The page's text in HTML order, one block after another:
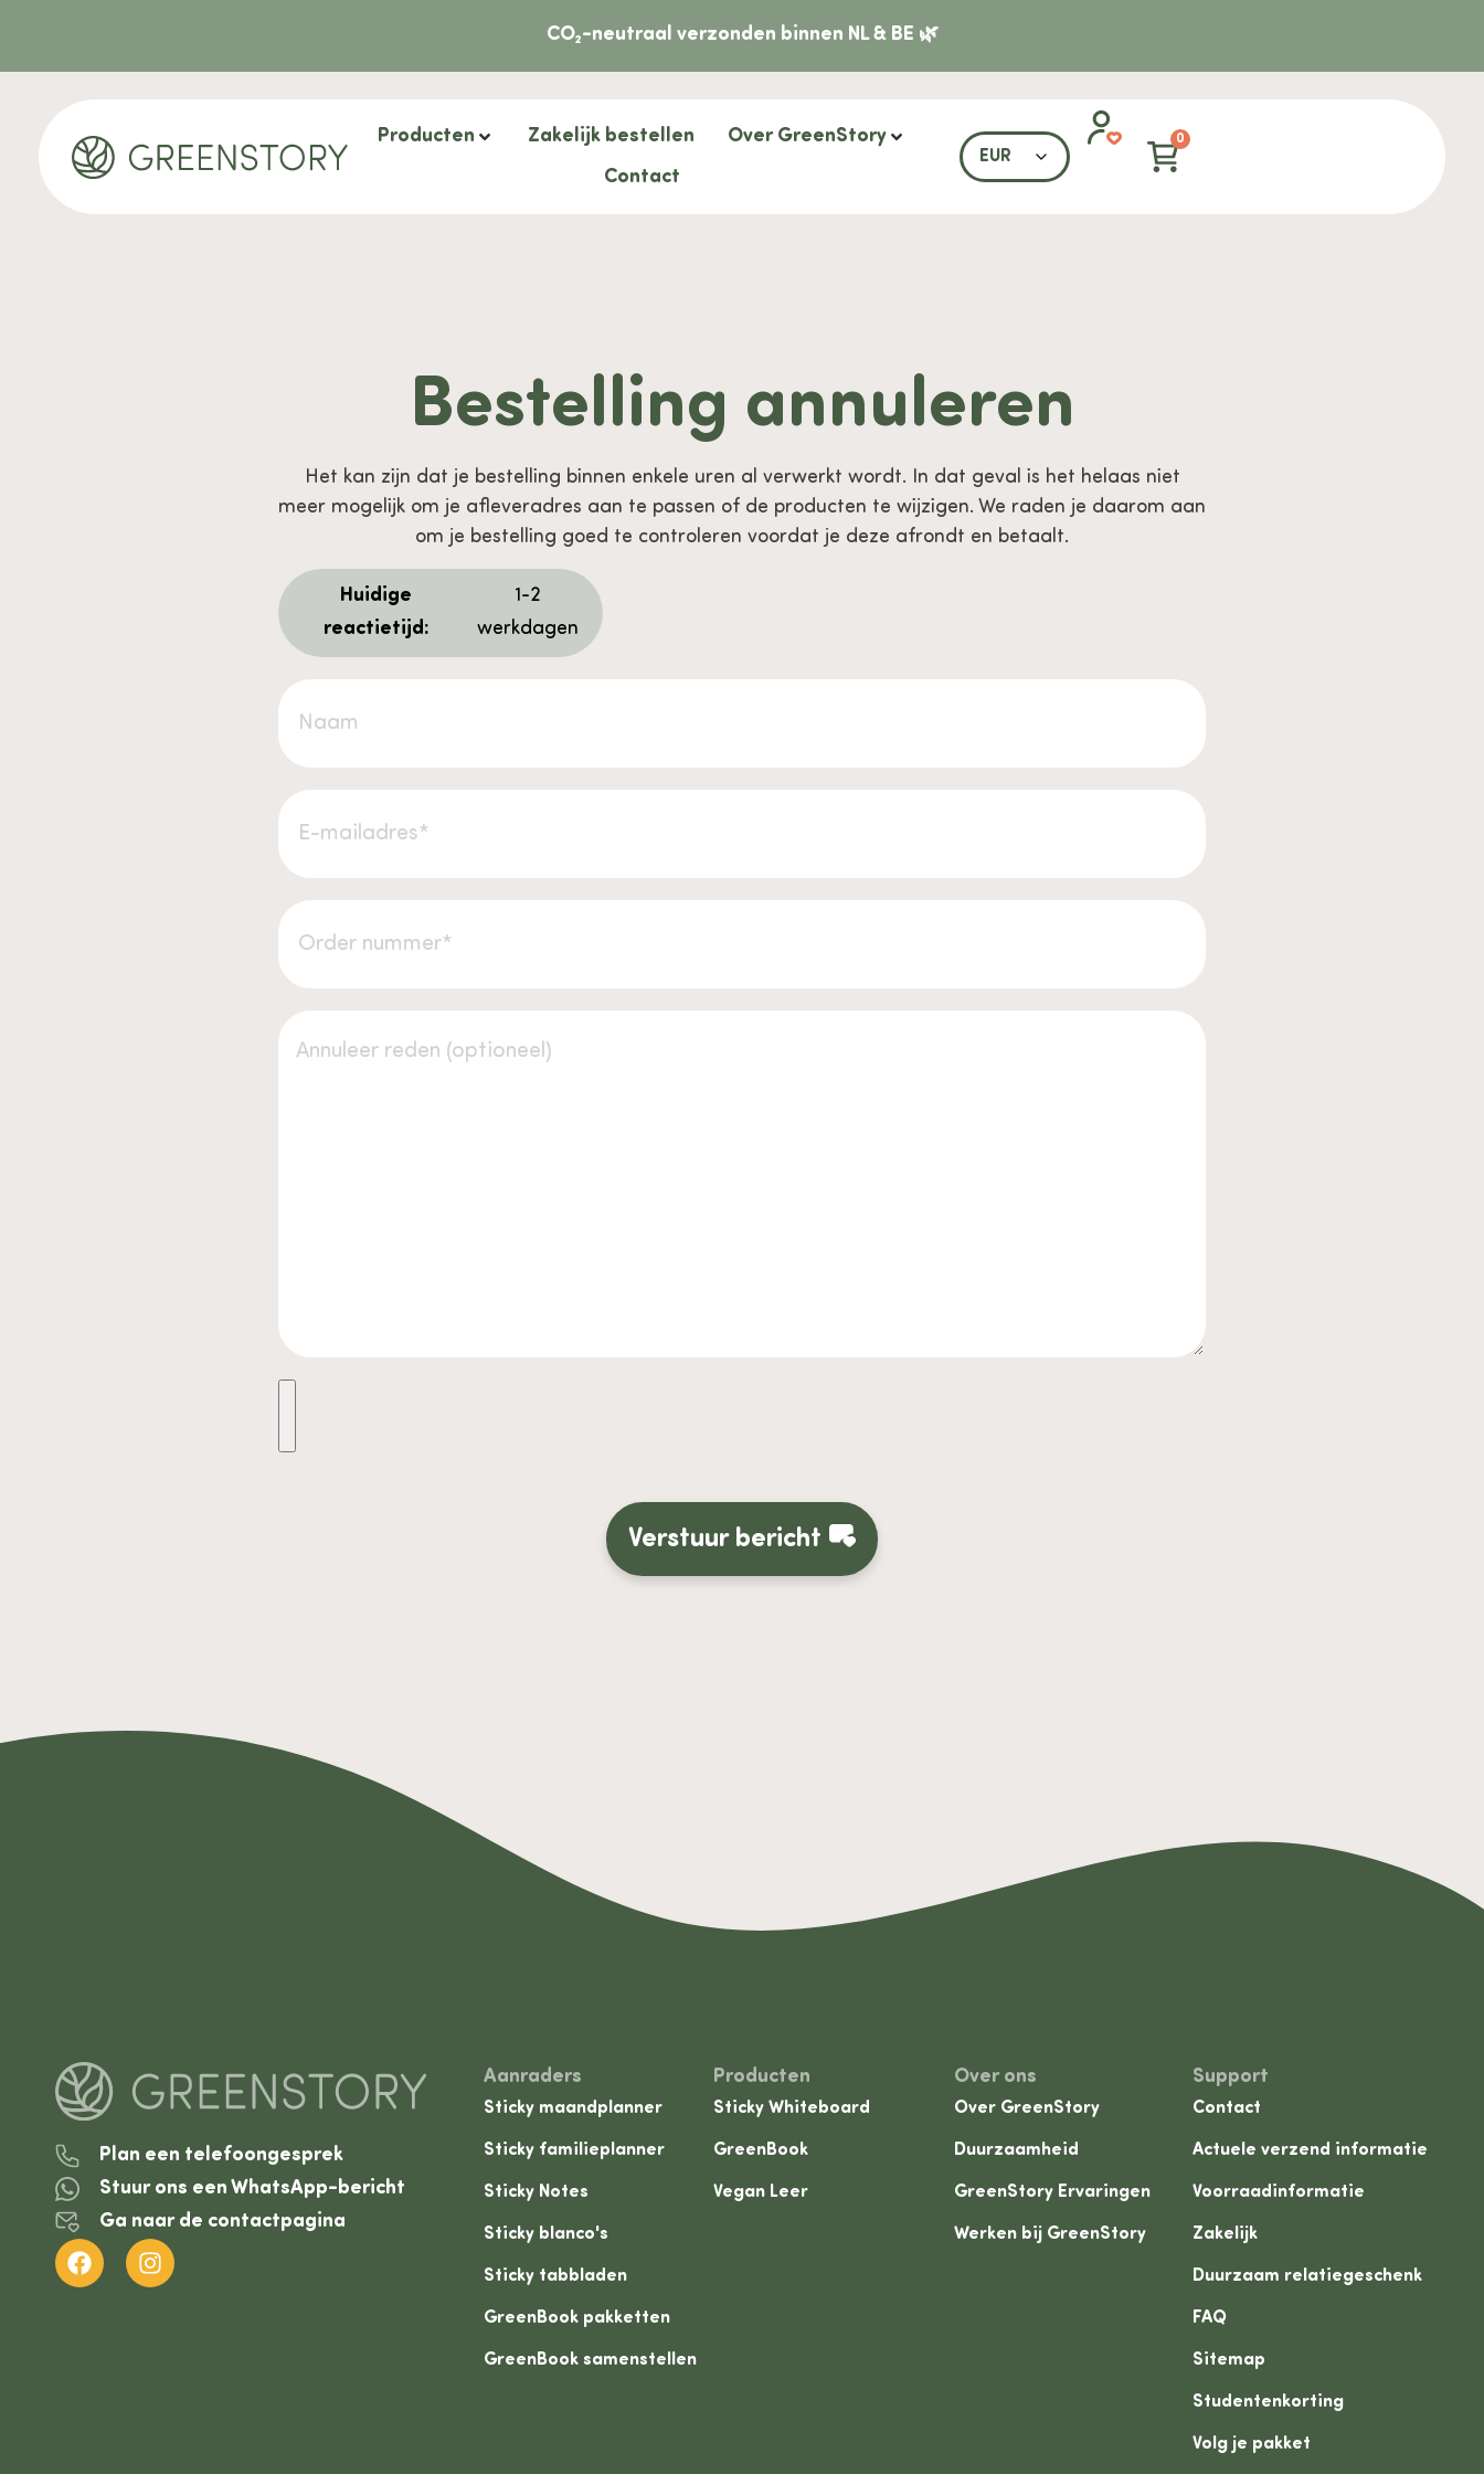
CO₂-neutraal verzonden binnen NL & BE 🌿
Producten Zakelijk bestellen
Over GreenStory
Contact
0
Bestelling annuleren
Het kan zijn dat je bestelling binnen enkele uren al verwerkt wordt. In dat geval is het helaas niet
meer mogelijk om je afleveradres aan te passen of de producten te wijzigen. We raden je daarom aan
om je bestelling goed te controleren voordat je deze afrondt en betaalt.
Huidige
reactietijd:
1-2
werkdagen
Verstuur bericht
Plan een telefoongesprek
Stuur ons een WhatsApp-bericht
Ga naar de contactpagina
Aanraders
Sticky maandplanner
Sticky familieplanner
Sticky Notes
Sticky blanco's
Sticky tabbladen
GreenBook pakketten
GreenBook samenstellen
Producten
Sticky Whiteboard
GreenBook
Vegan Leer
Over ons
Over GreenStory
Duurzaamheid
GreenStory Ervaringen
Werken bij GreenStory
Support
Contact
Actuele verzend informatie
Voorraadinformatie
Zakelijk
Duurzaam relatiegeschenk
FAQ
Sitemap
Studentenkorting
Volg je pakket